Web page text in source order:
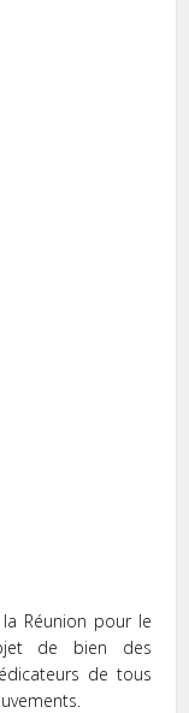
Réunion pour le
de bien des
de tous